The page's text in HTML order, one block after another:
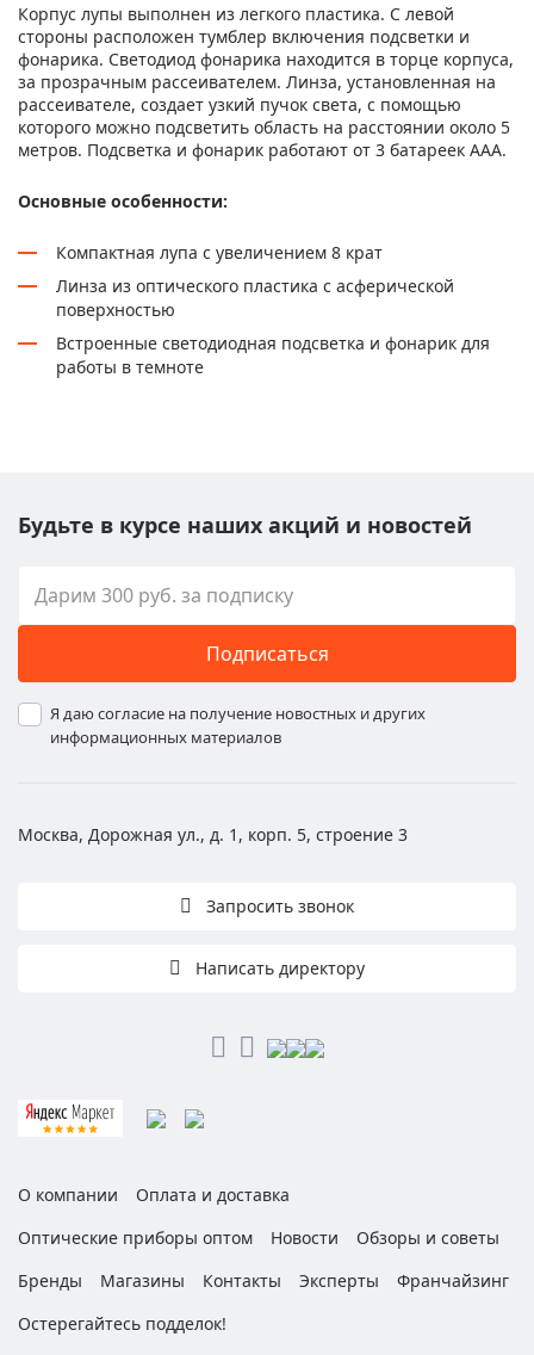
Корпус лупы выполнен из легкого пластика. С левой
стороны расположен тумблер включения подсветки и
фонарика. Светодиод фонарика находится в торце корпуса,
за прозрачным рассеивателем. Линза, установленная на
рассеивателе, создает узкий пучок света, с помощью
которого можно подсветить область на расстоянии около 5
метров. Подсветка и фонарик работают от 3 батареек ААА.
Основные особенности:
Компактная лупа с увеличением 8 крат
Линза из оптического пластика с асферической
поверхностью
Встроенные светодиодная подсветка и фонарик для
работы в темноте
Будьте в курсе наших акций и новостей
Подписаться
Я даю согласие на получение новостных и других
информационных материалов
Москва, Дорожная ул., д. 1, корп. 5, строение 3
Запросить звонок
Написать директору
О компании
Оплата и доставка
Оптические приборы оптом
Новости
Обзоры и советы
Бренды
Магазины Контакты Эксперты
Франчайзинг
Остерегайтесь подделок!